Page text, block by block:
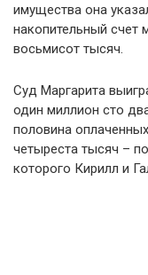
имущества она
накопительный счет
восьмисот тысяч.
Суд Маргарита
один миллион сто
половина
четыреста тысяч –
которого Кирилл и